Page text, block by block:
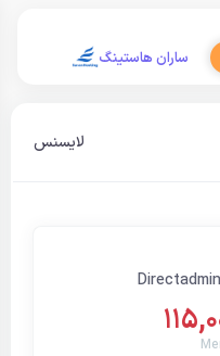
ساران هاستینگ
لایسنس